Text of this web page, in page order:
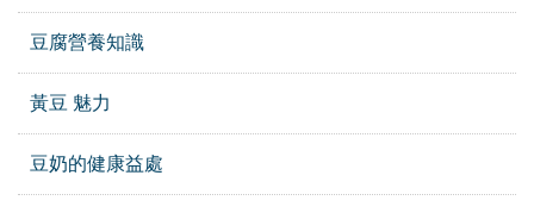
豆腐營養知識
黃豆 魅力
豆奶的健康益處